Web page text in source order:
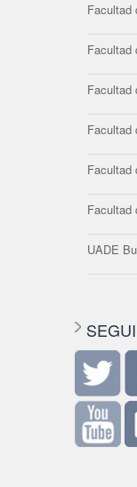
Facultad
Facultad
Facultad
Facultad
Facultad
Facultad
UADE